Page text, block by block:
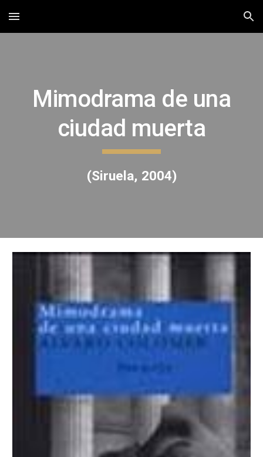
Skip to main content Skip to navigation
Mimodrama de una
ciudad muerta
(Siruela, 2004)